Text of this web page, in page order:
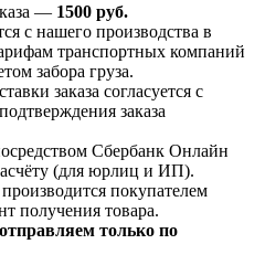
— 1500 руб.
с нашего производства в
транспортных компаний
забора груза.
заказа согласуется с
заказа
Сбербанк Онлайн
(для юрлиц и ИП).
покупателем
получения товара.
только по